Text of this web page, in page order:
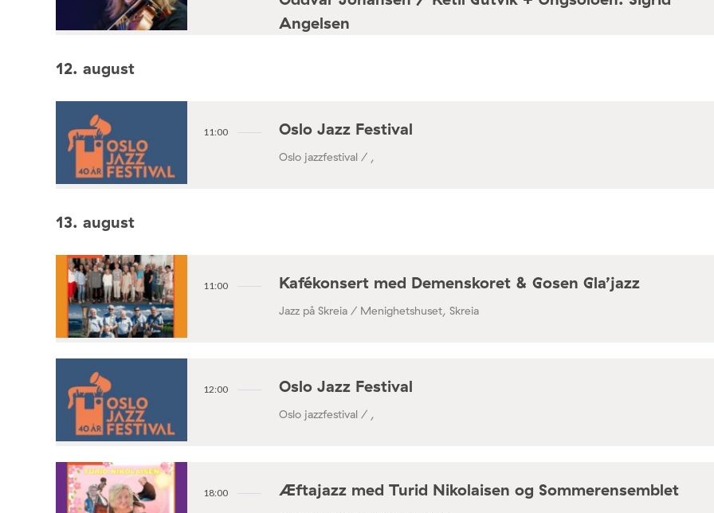
Angelsen
12. august
11:00 Oslo Jazz Festival
Oslo jazzfestival / ,
13. august
11:00 Kafékonsert med Demenskoret & Gosen Gla’jazz
Jazz på Skreia / Menighetshuset, Skreia
12:00 Oslo Jazz Festival
Oslo jazzfestival / ,
18:00 Æftajazz med Turid Nikolaisen og Sommerensemblet